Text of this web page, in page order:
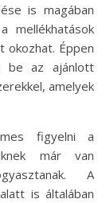
is magában
mellékhatások
okozhat. Éppen
be az ajánlott
amelyek
figyelni a
már van
A
is általában